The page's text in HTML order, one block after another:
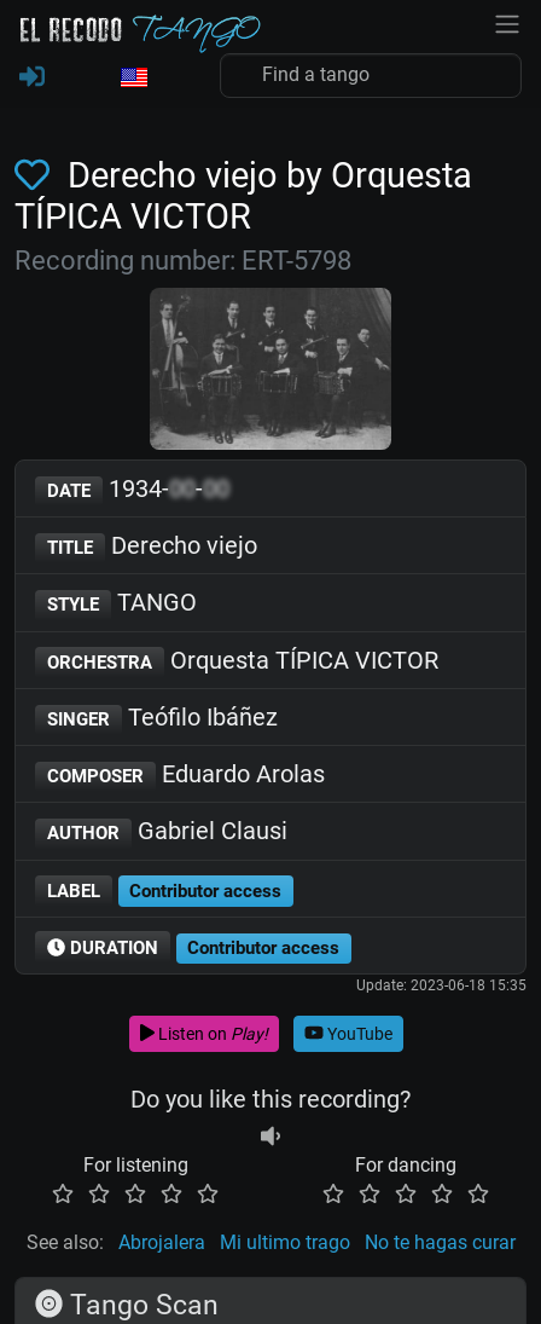
Derecho viejo by Orquesta
TÍPICA VICTOR
Recording number: ERT-5798
DATE 1934-00-00
TITLE Derecho viejo
STYLE TANGO
ORCHESTRA Orquesta TÍPICA VICTOR
SINGER Teófilo Ibáñez
COMPOSER Eduardo Arolas
AUTHOR Gabriel Clausi
LABEL Contributor access
DURATION Contributor access
Update: 2023-06-18 15:35
Listen on Play! YouTube
Do you like this recording?
For listening For dancing
See also: Abrojalera Mi ultimo trago No te hagas curar
Tango Scan